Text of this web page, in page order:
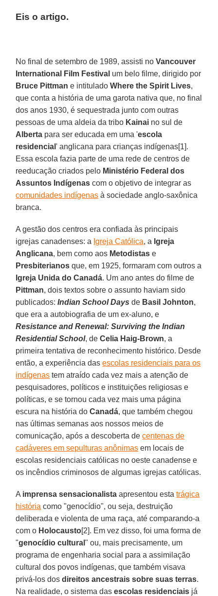
Eis o artigo.
No final de setembro de 1989, assisti noVancouver
International Film Festival um belo filme, dirigido por
Bruce Pittman e intituladoWhere the Spirit Lives,
que conta a história de uma garota nativa que, no final
dos anos 1930, é sequestrada junto com outras
pessoas de uma aldeia da tribo Kainai no sul de
Alberta para ser educada em uma 'escola
residencial' anglicana para crianças indígenas[1].
Essa escola fazia parte de uma rede de centros de
reeducação criados pelo Ministério Federal dos
Assuntos Indígenas com o objetivo de integrar as
comunidades indígenas à sociedade anglo-saxônica
branca.
A gestão dos centros era confiada às principais
igrejas canadenses: a Igreja Católica, a Igreja
Anglicana, bem como aos Metodistas e
Presbiterianos que, em 1925, formaram com outros a
Igreja Unida do Canadá. Um ano antes do filme de
Pittman, dois textos sobre o assunto haviam sido
publicados:Indian School Days de Basil Johnton,
que era a autobiografia de um ex-aluno, e
Resistance and Renewal: Surviving the Indian
Residential School, deCelia Haig-Brown, a
primeira tentativa de reconhecimento histórico. Desde
então, a experiência dasescolas residenciais para os
indígenas tem atraído cada vez mais a atenção de
pesquisadores, políticos e instituições religiosas e
políticas, e se tornou cada vez mais uma página
escura na história doCanadá, que também chegou
nas últimas semanas aos nossos meios de
comunicação, após a descoberta decentenas de
cadáveres em sepulturas anônimas em locais de
escolas residenciais católicas no oeste canadense e
os incêndios criminosos de algumas igrejas católicas.
A imprensa sensacionalista apresentou estatrágica
história como "genocídio", ou seja, destruição
deliberada e violenta de uma raça, até comparando-a
com o Holocausto[2]. Em vez disso, foi uma forma de
"genocídio cultural" ou, mais precisamente, um
programa de engenharia social para a assimilação
cultural dos povos indígenas, que também visava
privá-los dosdireitos ancestrais sobre suas terras.
Na realidade, o sistema dasescolas residenciais já